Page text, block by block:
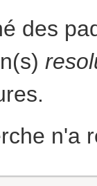
des
n'a